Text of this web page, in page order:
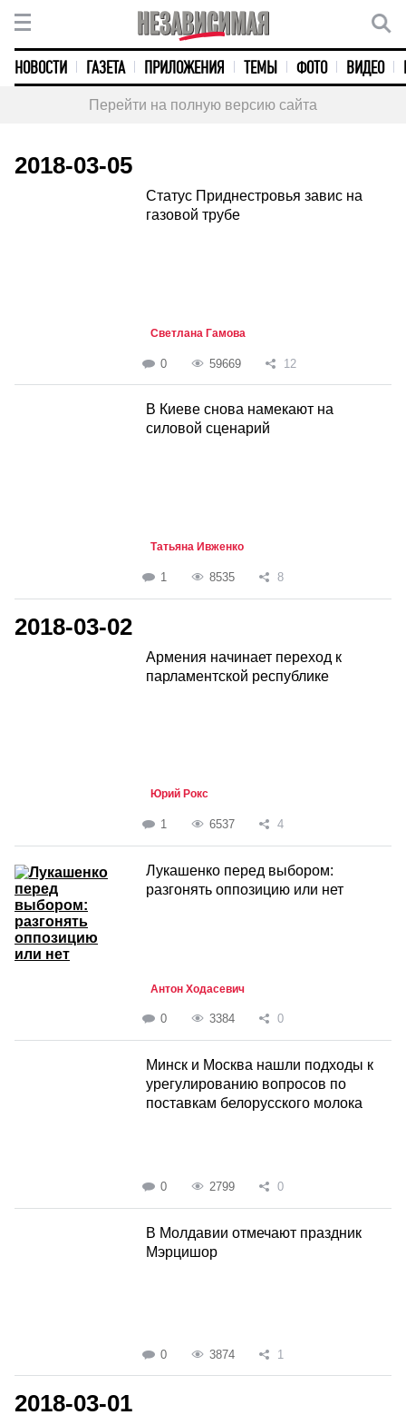
НОВОСТИ ГАЗЕТА ПРИЛОЖЕНИЯ ТЕМЫ ФОТО ВИДЕО
Перейти на полную версию сайта
2018-03-05
Статус Приднестровья завис на
газовой трубе
Светлана Гамова
0 59669 12
В Киеве снова намекают на
силовой сценарий
Татьяна Ивженко
1 8535 8
2018-03-02
Армения начинает переход к
парламентской республике
Юрий Рокс
1 6537 4
Лукашенко перед выбором:
разгонять оппозицию или нет
Антон Ходасевич
0 3384 0
Минск и Москва нашли подходы к
урегулированию вопросов по
поставкам белорусского молока
0 2799 0
В Молдавии отмечают праздник
Мэрцишор
0 3874 1
2018-03-01